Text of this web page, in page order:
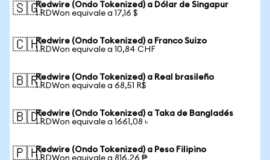
🇸🇬Redwire (Ondo Tokenized) a Dólar de Singapur
1 RDWon equivale a 17,16 $
🇨🇭Redwire (Ondo Tokenized) a Franco Suizo
1 RDWon equivale a 10,84 CHF
🇧🇷Redwire (Ondo Tokenized) a Real brasileño
1 RDWon equivale a 68,51 R$
🇧🇩Redwire (Ondo Tokenized) a Taka de Bangladés
1 RDWon equivale a 1661,08 ৳
🇵🇭Redwire (Ondo Tokenized) a Peso Filipino
1 RDWon equivale a 816,26 ₱